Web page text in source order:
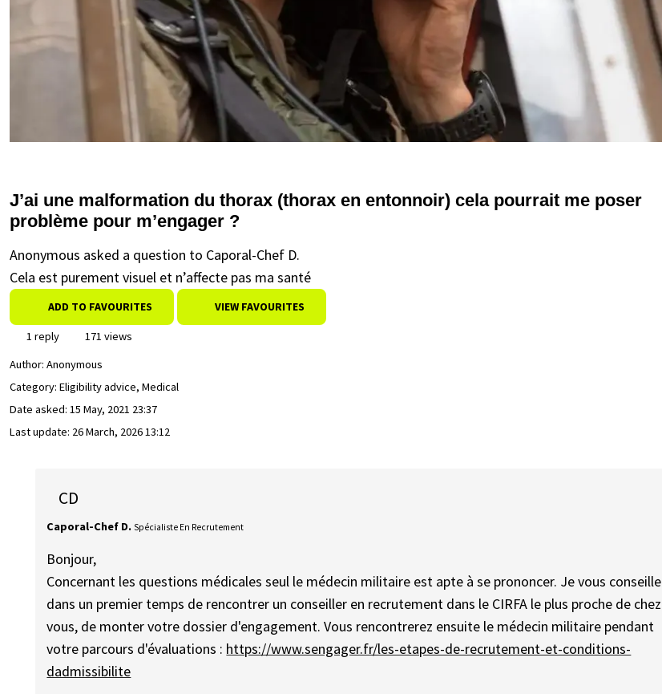
J’ai une malformation du thorax (thorax en entonnoir) cela pourrait me poser
problème pour m’engager ?
Anonymous asked a question to Caporal-Chef D.
Cela est purement visuel et n’affecte pas ma santé
ADD TO FAVOURITES VIEW FAVOURITES
1 reply
171 views
Author: Anonymous
Category: Eligibility advice, Medical
Date asked: 15 May, 2021 23:37
Last update: 26 March, 2026 13:12
CD
Caporal-Chef D. Spécialiste En Recrutement
Bonjour,
Concernant les questions médicales seul le médecin militaire est apte à se prononcer. Je vous conseille
dans un premier temps de rencontrer un conseiller en recrutement dans le CIRFA le plus proche de chez
vous, de monter votre dossier d'engagement. Vous rencontrerez ensuite le médecin militaire pendant
votre parcours d'évaluations : https://www.sengager.fr/les-etapes-de-recrutement-et-conditions-
dadmissibilite